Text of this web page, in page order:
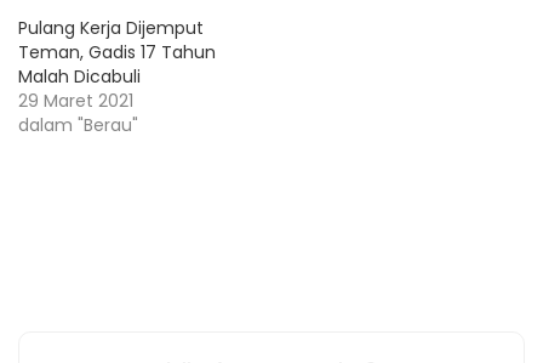
Pulang Kerja Dijemput
Teman, Gadis 17 Tahun
Malah Dicabuli
29 Maret 2021
dalam "Berau"